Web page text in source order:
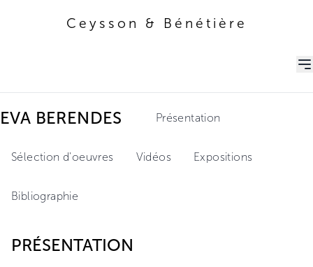
Ceysson & Bénétière
EVA BERENDES Présentation
Sélection d'oeuvres Vidéos Expositions
Bibliographie
PRÉSENTATION